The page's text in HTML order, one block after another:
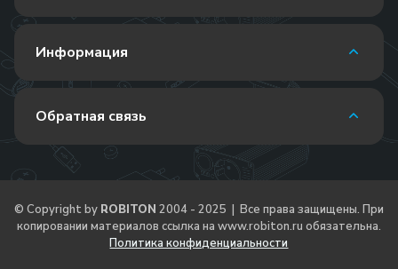
Информация
Обратная связь
© Copyright by ROBITON 2004 - 2025 | Все права защищены. При
копировании материалов ссылка на www.robiton.ru обязательна.
Политика конфиденциальности